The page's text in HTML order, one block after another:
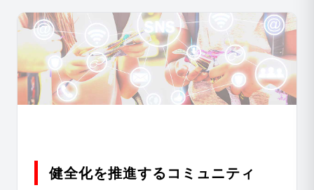
健全化を推進するコミュニティ